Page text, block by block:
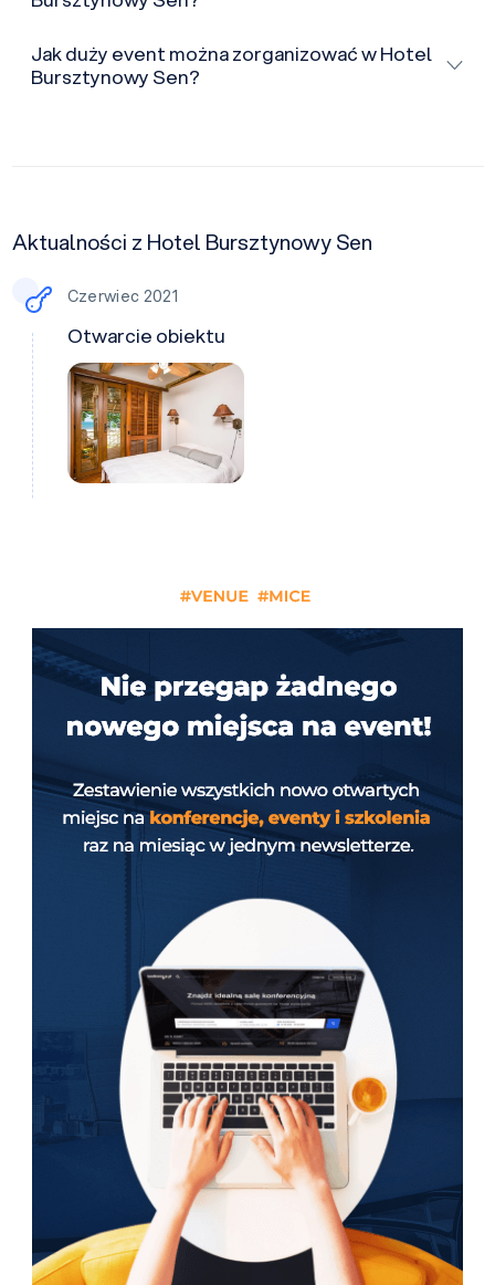
Jak duży event można zorganizować w Hotel
Bursztynowy Sen?
Aktualności z Hotel Bursztynowy Sen
Czerwiec 2021
Otwarcie obiektu